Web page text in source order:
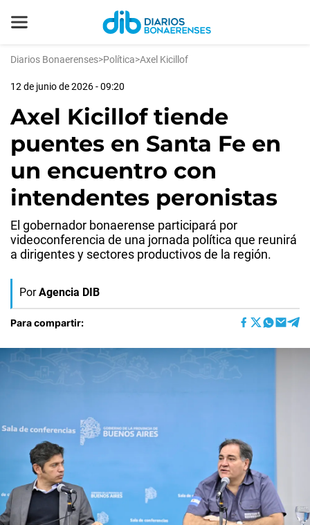
Diarios Bonaerenses>Política>Axel Kicillof
12 de junio de 2026 - 09:20
Axel Kicillof tiende
puentes en Santa Fe en
un encuentro con
intendentes peronistas
El gobernador bonaerense participará por
videoconferencia de una jornada política que reunirá
a dirigentes y sectores productivos de la región.
Por Agencia DIB
Para compartir: